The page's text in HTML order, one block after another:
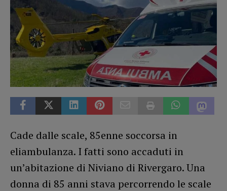
Cade dalle scale, 85enne soccorsa in
eliambulanza. I fatti sono accaduti in
un’abitazione di Niviano di Rivergaro. Una
donna di 85 anni stava percorrendo le scale